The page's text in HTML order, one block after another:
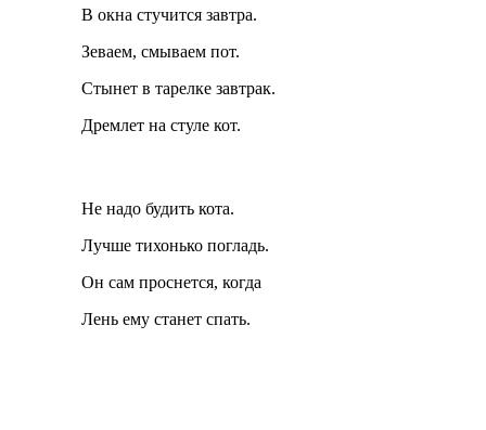
В окна стучится завтра.
Зеваем, смываем пот.
Стынет в тарелке завтрак.
Дремлет на стуле кот.
Не надо будить кота.
Лучше тихонько погладь.
Он сам проснется, когда
Лень ему станет спать.